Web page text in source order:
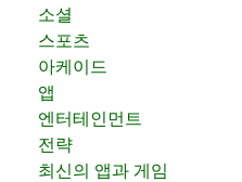
소셜
스포츠
아케이드
앱
엔터테인먼트
전략
최신의 앱과 게임